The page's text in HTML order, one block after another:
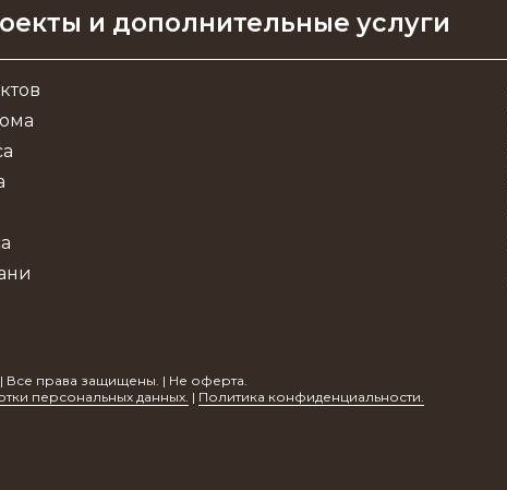
и дополнительные услуги
Все права защищены. | Не оферта.
персональных данных. | Политика конфиденциальности.